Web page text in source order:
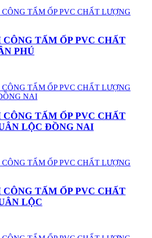
TẤM ỐP PVC CHẤT
PHÚ
TẤM ỐP PVC CHẤT
LỘC ĐỒNG NAI
TẤM ỐP PVC CHẤT
LỘC